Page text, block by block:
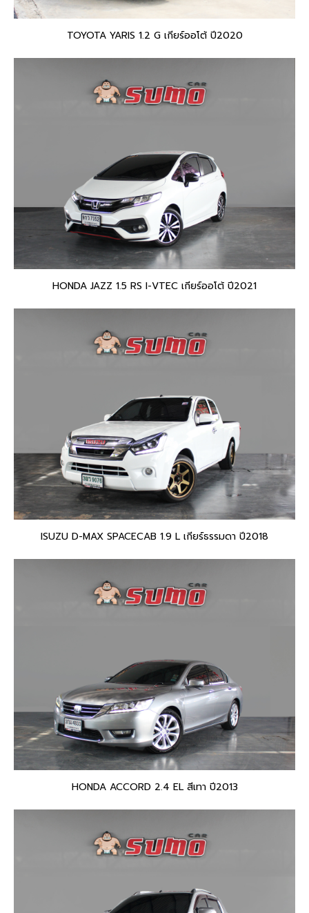
TOYOTA YARIS 1.2 G เกียร์ออโต้ ปี2020
HONDA JAZZ 1.5 RS I-VTEC เกียร์ออโต้ ปี2021
ISUZU D-MAX SPACECAB 1.9 L เกียร์ธรรมดา ปี2018
HONDA ACCORD 2.4 EL สีเทา ปี2013